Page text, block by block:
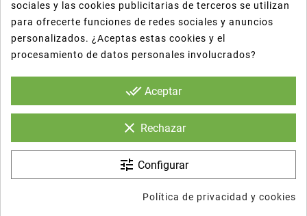
 
sociales y las cookies publicitarias de terceros se utilizan
para ofrecerte funciones de redes sociales y anuncios
personalizados. ¿Aceptas estas cookies y el
procesamiento de datos personales involucrados?
done_all Aceptar
clear Rechazar
tune Configurar
Política de privacidad y cookies